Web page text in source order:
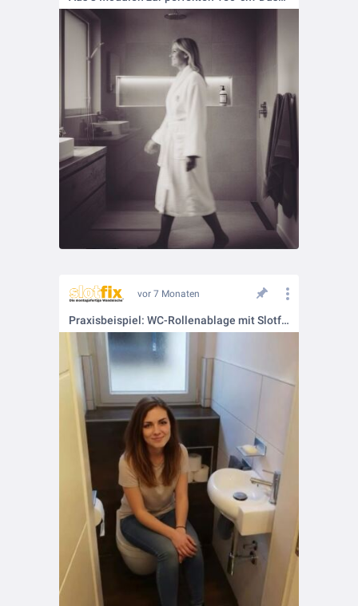
vor 7 Monaten
Praxisbeispiel: WC-Rollenablage mit Slotfix Typ 30x30x10